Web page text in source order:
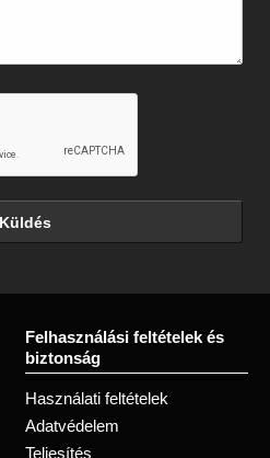
Küldés
Felhasználási feltételek és
biztonság
Használati feltételek
Adatvédelem
Teljesítés